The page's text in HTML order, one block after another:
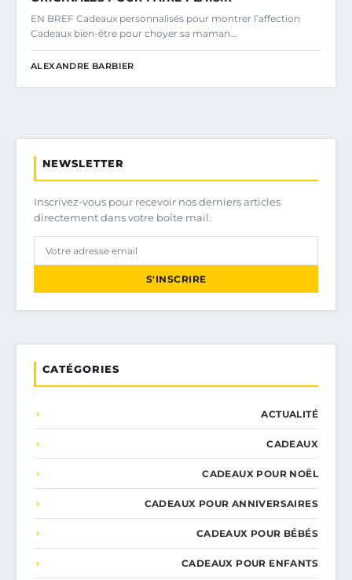
EN BREF Cadeaux personnalisés pour montrer l’affection
Cadeaux bien-être pour choyer sa maman…
ALEXANDRE BARBIER
NEWSLETTER
Inscrivez-vous pour recevoir nos derniers articles
directement dans votre boîte mail.
S'INSCRIRE
CATÉGORIES
ACTUALITÉ
CADEAUX
CADEAUX POUR NOËL
CADEAUX POUR ANNIVERSAIRES
CADEAUX POUR BÉBÉS
CADEAUX POUR ENFANTS